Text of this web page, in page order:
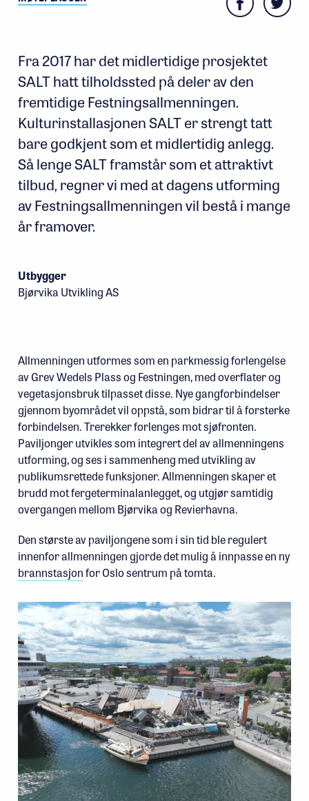
Fra 2017 har det midlertidige prosjektet
SALT hatt tilholdssted på deler av den
fremtidige Festningsallmenningen.
Kulturinstallasjonen SALT er strengt tatt
bare godkjent som et midlertidig anlegg.
Så lenge SALT framstår som et attraktivt
tilbud, regner vi med at dagens utforming
av Festningsallmenningen vil bestå i mange
år framover.
Utbygger
Bjørvika Utvikling AS
Allmenningen utformes som en parkmessig forlengelse
av Grev Wedels Plass og Festningen, med overflater og
vegetasjonsbruk tilpasset disse. Nye gangforbindelser
gjennom byområdet vil oppstå, som bidrar til å forsterke
forbindelsen. Trerekker forlenges mot sjøfronten.
Paviljonger utvikles som integrert del av allmenningens
utforming, og ses i sammenheng med utvikling av
publikumsrettede funksjoner. Allmenningen skaper et
brudd mot fergeterminalanlegget, og utgjør samtidig
overgangen mellom Bjørvika og Revierhavna.
Den største av paviljongene som i sin tid ble regulert
innenfor allmenningen gjorde det mulig å innpasse en ny
brannstasjonfor Oslo sentrum på tomta.